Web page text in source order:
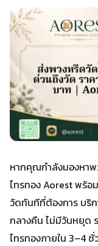
หากคุณกำลังมองหา
ไทรทอง Aorest พร้
วัดทันทีที่ต้องการ บริ
กลางคืน ไม่มีวันหยุด
ไทรทองภายใน 3–4 ชั่